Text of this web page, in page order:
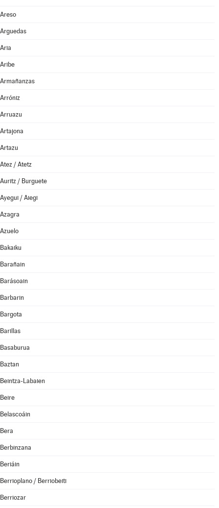
Areso
Arguedas
Aria
Aribe
Armañanzas
Arróniz
Arruazu
Artajona
Artazu
Atez / Atetz
Auritz / Burguete
Ayegui / Aiegi
Azagra
Azuelo
Bakaiku
Barañain
Barásoain
Barbarin
Bargota
Barillas
Basaburua
Baztan
Beintza-Labaien
Beire
Belascoáin
Bera
Berbinzana
Beriáin
Berrioplano / Berriobeiti
Berriozar